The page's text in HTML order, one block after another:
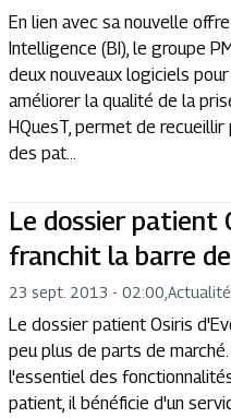
En lien avec sa nouvelle
Intelligence (BI), le groupe
deux nouveaux logiciels
améliorer la qualité de la
HQuesT, permet de recueillir
des pat...
Le dossier patient
franchit la barre
23 sept. 2013 - 02:00 Actualité
Le dossier patient Osiris
peu plus de parts de
l'essentiel des
patient, il bénéficie d'un